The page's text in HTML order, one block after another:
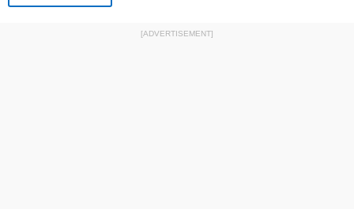
[ADVERTISEMENT]